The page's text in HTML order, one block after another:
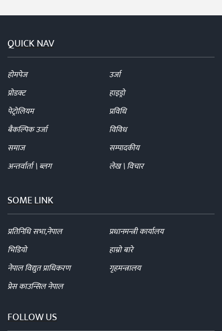
QUICK NAV
होमपेज
उर्जा
प्रोडक्ट
हाइड्रो
पेट्रोलियम
प्रविधि
बैकल्पिक उर्जा
विविध
समाज
सम्पादकीय
अन्तर्वार्ता \ ब्लग
लेख \ विचार
SOME LINK
प्रतिनिधि सभा,नेपाल
प्रधानमन्त्री कार्यालय
भिडियो
हाम्रो बारे
नेपाल विद्युत प्राधिकरण
गृहमन्त्रालय
प्रेस काउन्सिल नेपाल
FOLLOW US